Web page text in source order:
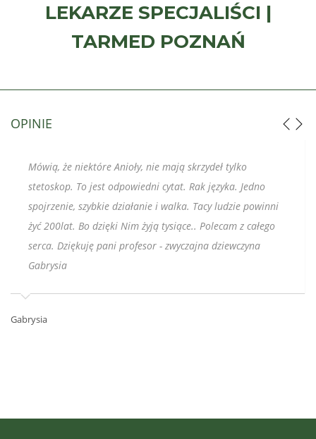
LEKARZE SPECJALIŚCI |
TARMED POZNAŃ
OPINIE
Mówią, że niektóre Anioły, nie mają skrzydeł tylko
stetoskop. To jest odpowiedni cytat. Rak języka. Jedno
spojrzenie, szybkie działanie i walka. Tacy ludzie powinni
żyć 200lat. Bo dzięki Nim żyją tysiące.. Polecam z całego
serca. Dziękuję pani profesor - zwyczajna dziewczyna
Gabrysia
Gabrysia